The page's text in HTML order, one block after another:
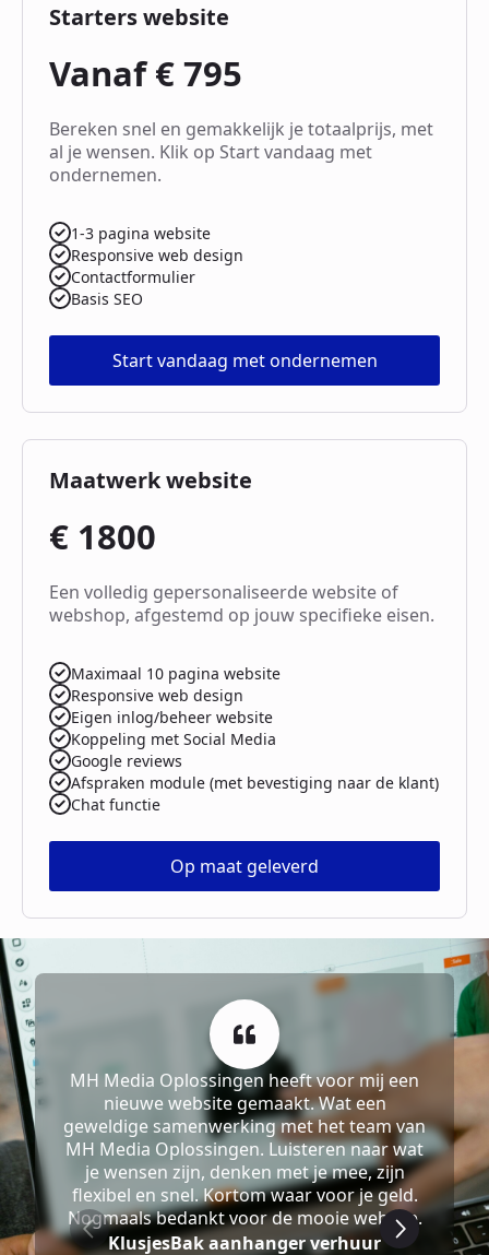
MH Media Oplossingen heeft voor mij een
nieuwe website gemaakt. Wat een
geweldige samenwerking met het team van
MH Media Oplossingen. Luisteren naar wat
je wensen zijn, denken met je mee, zijn
flexibel en snel. Kortom waar voor je geld.
Nogmaals bedankt voor de mooie website.
KlusjesBak aanhanger verhuur
Starters website
Vanaf € 795
Bereken snel en gemakkelijk je totaalprijs, met
al je wensen. Klik op Start vandaag met
ondernemen.
1-3 pagina website
Responsive web design
Contactformulier
Basis SEO
Start vandaag met ondernemen
Maatwerk website
€ 1800
Een volledig gepersonaliseerde website of
webshop, afgestemd op jouw specifieke eisen.
Maximaal 10 pagina website
Responsive web design
Eigen inlog/beheer website
Koppeling met Social Media
Google reviews
Afspraken module (met bevestiging naar de klant)
Chat functie
Op maat geleverd